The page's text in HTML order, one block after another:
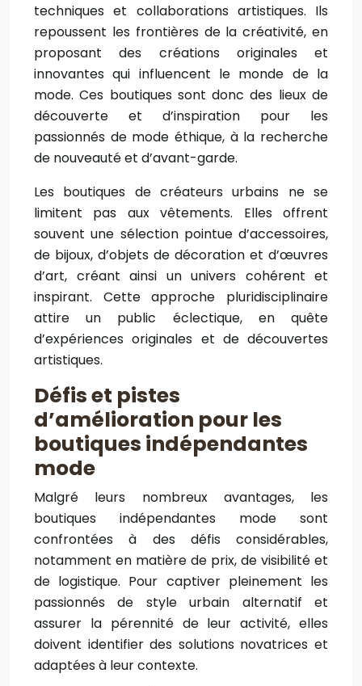
techniques et collaborations artistiques. Ils
repoussent les frontières de la créativité, en
proposant des créations originales et
innovantes qui influencent le monde de la
mode. Ces boutiques sont donc des lieux de
découverte et d’inspiration pour les
passionnés de mode éthique, à la recherche
de nouveauté et d’avant-garde.
Les boutiques de créateurs urbains ne se
limitent pas aux vêtements. Elles offrent
souvent une sélection pointue d’accessoires,
de bijoux, d’objets de décoration et d’œuvres
d’art, créant ainsi un univers cohérent et
inspirant. Cette approche pluridisciplinaire
attire un public éclectique, en quête
d’expériences originales et de découvertes
artistiques.
Défis et pistes
d’amélioration pour les
boutiques indépendantes
mode
Malgré leurs nombreux avantages, les
boutiques indépendantes mode sont
confrontées à des défis considérables,
notamment en matière de prix, de visibilité et
de logistique. Pour captiver pleinement les
passionnés de style urbain alternatif et
assurer la pérennité de leur activité, elles
doivent identifier des solutions novatrices et
adaptées à leur contexte.